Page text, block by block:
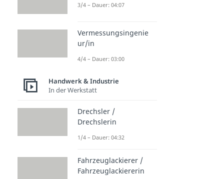
3/4 – Dauer: 04:07
Vermessungsingenie
ur/in
4/4 – Dauer: 03:00
Handwerk & Industrie
In der Werkstatt
Drechsler /
Drechslerin
1/4 – Dauer: 04:32
Fahrzeuglackierer /
Fahrzeuglackiererin